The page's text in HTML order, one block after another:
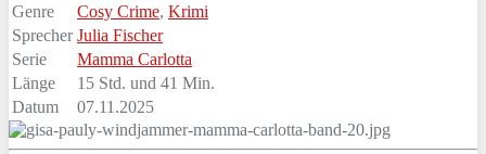
Genre
Cosy Crime, Krimi
Sprecher Julia Fischer
Serie
Mamma Carlotta
Länge
15 Std. und 41 Min.
Datum
07.11.2025